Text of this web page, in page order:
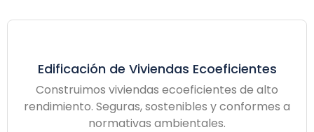
Edificación de Viviendas Ecoeficientes
Construimos viviendas ecoeficientes de alto
rendimiento. Seguras, sostenibles y conformes a
normativas ambientales.